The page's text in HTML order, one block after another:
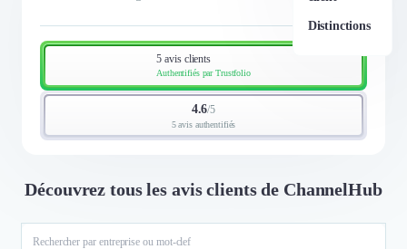
Distinctions
5 avis clients
Authentifiés par Trustfolio
4.6/5
5 avis authentifiés
Découvrez tous les avis clients de ChannelHub